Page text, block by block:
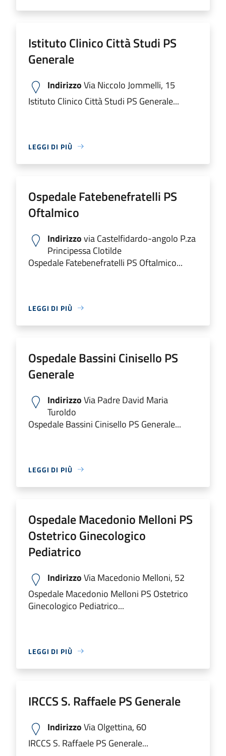
Istituto Clinico Città Studi PS
Generale
IndirizzoVia Niccolo Jommelli, 15
Istituto Clinico Città Studi PS Generale...
LEGGI DI PIÙ
Ospedale Fatebenefratelli PS
Oftalmico
Indirizzovia Castelfidardo-angolo P.za
Principessa Clotilde
Ospedale Fatebenefratelli PS Oftalmico...
LEGGI DI PIÙ
Ospedale Bassini Cinisello PS
Generale
IndirizzoVia Padre David Maria
Turoldo
Ospedale Bassini Cinisello PS Generale...
LEGGI DI PIÙ
Ospedale Macedonio Melloni PS
Ostetrico Ginecologico
Pediatrico
IndirizzoVia Macedonio Melloni, 52
Ospedale Macedonio Melloni PS Ostetrico
Ginecologico Pediatrico...
LEGGI DI PIÙ
IRCCS S. Raffaele PS Generale
IndirizzoVia Olgettina, 60
IRCCS S. Raffaele PS Generale...